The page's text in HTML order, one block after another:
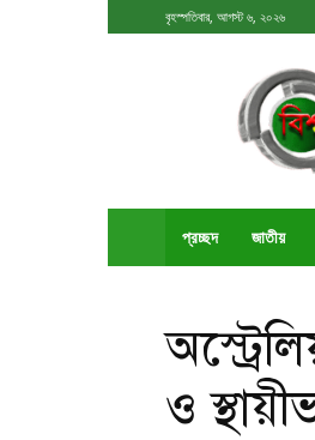
বৃহস্পতিবার, আগস্ট ৬, ২০২৬
বিশ্ববার্তা
প্রচ্ছদ জাতীয়
ও